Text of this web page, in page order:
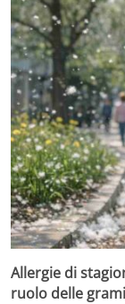
Allergie di
ruolo delle